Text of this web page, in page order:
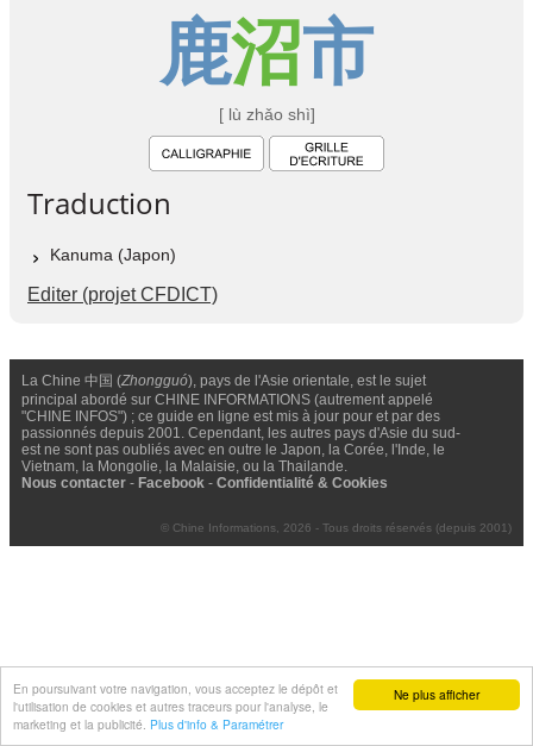
Ne plus afficher
En poursuivant votre navigation, vous acceptez le dépôt et
l'utilisation de cookies et autres traceurs pour l'analyse, le
marketing et la publicité. Plus d'info & Paramétrer
鹿沼市
[ lù zhǎo shì]
Traduction
Kanuma (Japon)
Editer (projet CFDICT)
La Chine 中国 (Zhongguó), pays de l'Asie orientale, est le sujet
principal abordé sur CHINE INFORMATIONS (autrement appelé
"CHINE INFOS") ; ce guide en ligne est mis à jour pour et par des
passionnés depuis 2001. Cependant, les autres pays d'Asie du sud-
est ne sont pas oubliés avec en outre le Japon, la Corée, l'Inde, le
Vietnam, la Mongolie, la Malaisie, ou la Thailande.
Nous contacter - Facebook - Confidentialité & Cookies
© Chine Informations, 2026 - Tous droits réservés (depuis 2001)